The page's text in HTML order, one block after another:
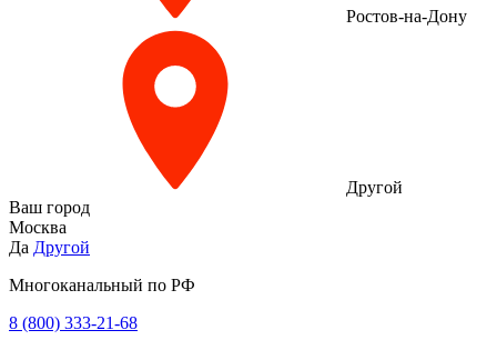
Ростов-на-Дону
Другой
Ваш город
Москва
Да Другой
Многоканальный по РФ
8 (800) 333‑21-68